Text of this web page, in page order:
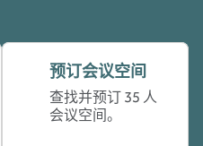
预订会议空间
查找并预订 35 人
会议空间。